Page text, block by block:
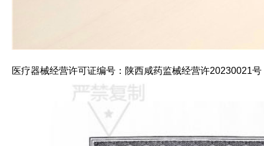
医疗器械经营许可证编号：陕西咸药监械经营许20230021号